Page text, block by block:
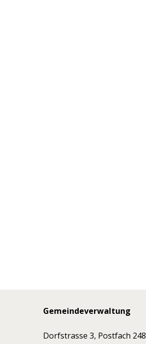
Footer
Gemeindeverwaltung
Dorfstrasse 3, Postfach 248